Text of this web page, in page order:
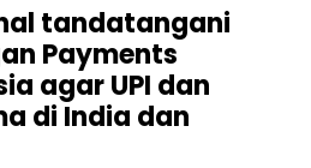
tandatangani
Payments
agar UPI dan
di India dan